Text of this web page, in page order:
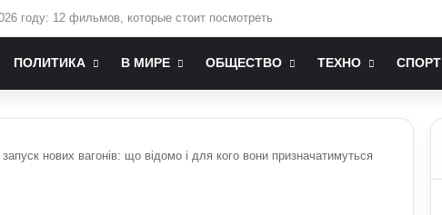
зміни до мобілізаційного законодавства: що запропонували депутати
ПОЛИТИКА В МИРЕ ОБЩЕСТВО ТЕХНО СПОРТ
нових вагонів: що відомо і для кого вони призначатимуться